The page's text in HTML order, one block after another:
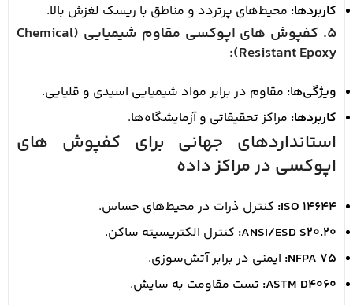
کاربردها: محیط‌های پرتردد و مناطق با ریسک لغزش بالا.
5. کفپوش های اپوکسی مقاوم شیمیایی (Chemical
Resistant Epoxy):
ویژگی‌ها: مقاوم در برابر مواد شیمیایی اسیدی و قلیایی.
کاربردها: مراکز تحقیقاتی و آزمایشگاه‌ها.
استانداردهای جهانی برای کفپوش های
اپوکسی در مراکز داده
ISO 14644: کنترل ذرات در محیط‌های حساس.
ANSI/ESD S20.20: کنترل الکتریسیته ساکن.
NFPA 75: ایمنی در برابر آتش‌سوزی.
ASTM D4060: تست مقاومت به سایش.